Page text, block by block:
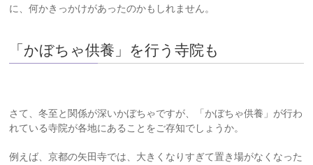
に、何かきっかけがあったのかもしれません。
「かぼちゃ供養」を行う寺院も
さて、冬至と関係が深いかぼちゃですが、「かぼちゃ供養」が行わ
れている寺院が各地にあることをご存知でしょうか。
例えば、京都の矢田寺では、大きくなりすぎて置き場がなくなった